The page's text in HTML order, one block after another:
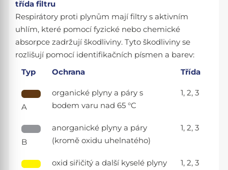
třída filtru
Respirátory proti plynům mají filtry s aktivním
uhlím, které pomocí fyzické nebo chemické
absorpce zadržují škodliviny. Tyto škodliviny se
rozlišují pomocí identifikačních písmen a barev:
Typ
Ochrana Třída
A
organické plyny a páry s
bodem varu nad 65 °C
1, 2, 3
B
anorganické plyny a páry
(kromě oxidu uhelnatého)
1, 2, 3
oxid siřičitý a další kyselé plyny
1, 2, 3